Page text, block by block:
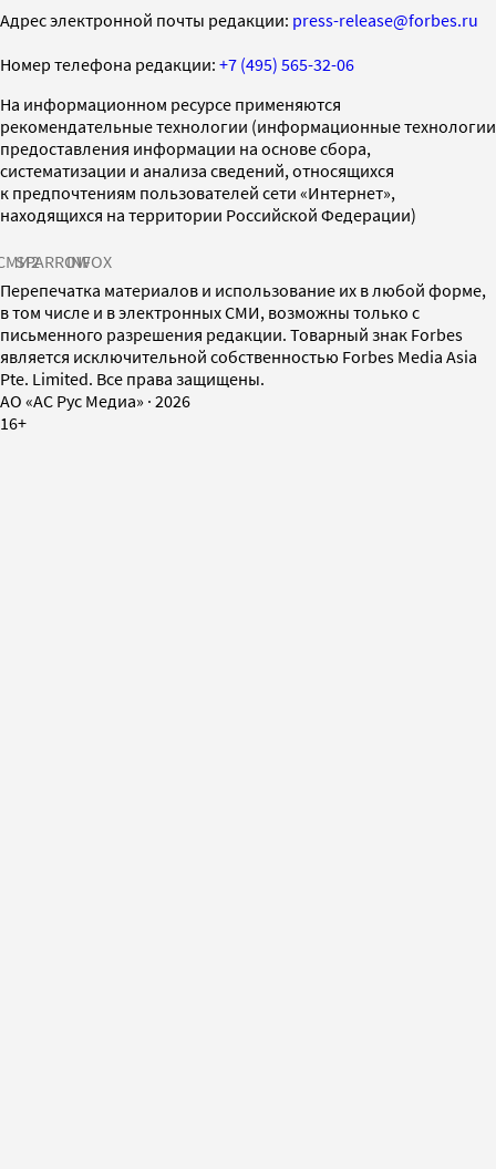
Адрес электронной почты редакции: press-release@forbes.ru
Номер телефона редакции: +7 (495) 565-32-06
На информационном ресурсе применяются
рекомендательные технологии (информационные технологии
предоставления информации на основе сбора,
систематизации и анализа сведений, относящихся
к предпочтениям пользователей сети «Интернет»,
находящихся на территории Российской Федерации)
SPARROWINFOX
Перепечатка материалов и использование их в любой форме,
в том числе и в электронных СМИ, возможны только с
письменного разрешения редакции. Товарный знак Forbes
является исключительной собственностью Forbes Media Asia
Pte. Limited. Все права защищены.
AO «АС Рус Медиа» · 2026
16+